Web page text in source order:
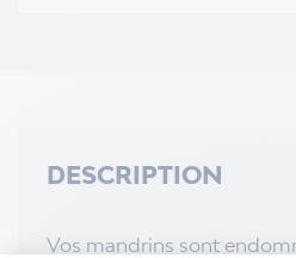
DESCRIPTION
Vos mandrins sont